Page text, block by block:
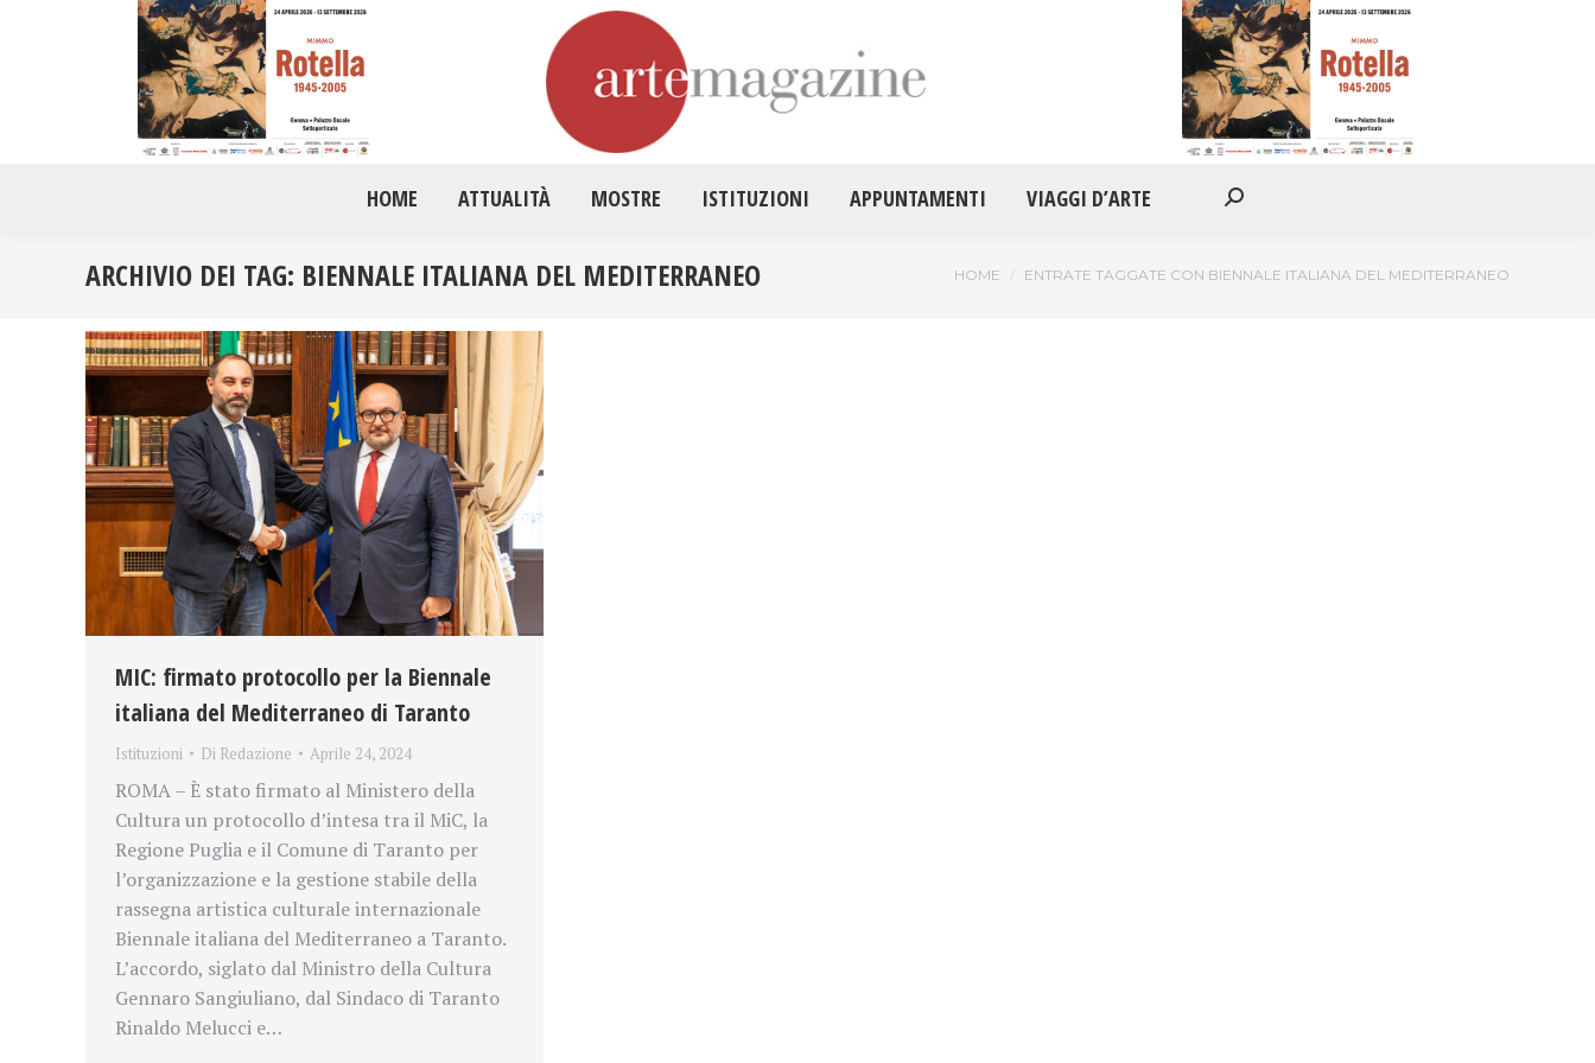
HOME ATTUALITÀ MOSTRE ISTITUZIONI APPUNTAMENTI VIAGGI D’ARTE Cerca:
ARCHIVIO DEI TAG: BIENNALE ITALIANA DEL MEDITERRANEO Tu sei qui:
HOME ENTRATE TAGGATE CON BIENNALE ITALIANA DEL MEDITERRANEO
MIC: firmato protocollo per la Biennale
italiana del Mediterraneo di Taranto
Istituzioni Di Redazione Aprile 24, 2024
ROMA – È stato firmato al Ministero della
Cultura un protocollo d’intesa tra il MiC, la
Regione Puglia e il Comune di Taranto per
l’organizzazione e la gestione stabile della
rassegna artistica culturale internazionale
Biennale italiana del Mediterraneo a Taranto.
L’accordo, siglato dal Ministro della Cultura
Gennaro Sangiuliano, dal Sindaco di Taranto
Rinaldo Melucci e…
HOME APPUNTAMENTI VIAGGI D’ARTE